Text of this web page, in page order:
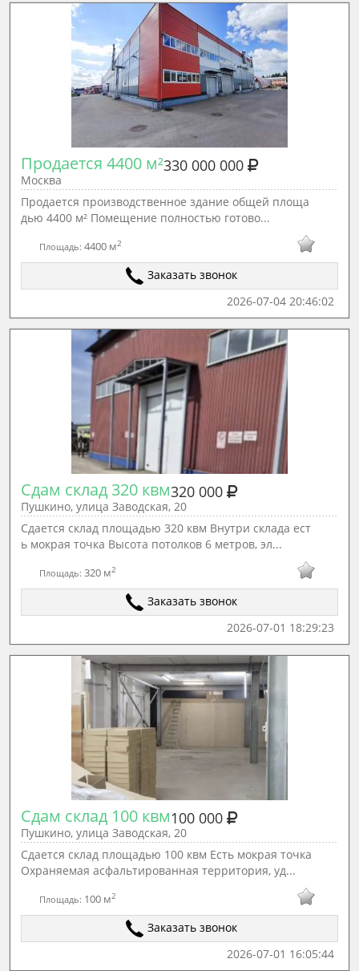
Продается 4400 м²330 000 000
Москва
Продается производственное здание общей площа
дью 4400 м² Помещение полностью готово...
Площадь:4400 м2
Заказать звонок
2026-07-04 20:46:02
Сдам склад 320 квм320 000
Пушкино, улица Заводская, 20
Сдается склад площадью 320 квм Внутри склада ест
ь мокрая точка Высота потолков 6 метров, эл...
Площадь:320 м2
Заказать звонок
2026-07-01 18:29:23
Сдам склад 100 квм100 000
Пушкино, улица Заводская, 20
Сдается склад площадью 100 квм Есть мокрая точка
Охраняемая асфальтированная территория, уд...
Площадь: 100 м2
Заказать звонок
2026-07-01 16:05:44